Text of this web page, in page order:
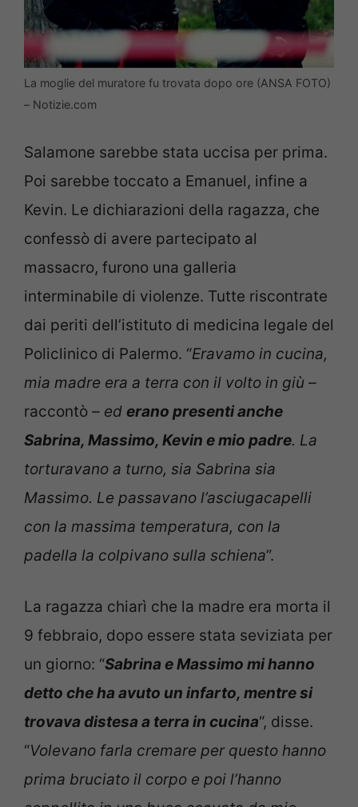
La moglie del muratore fu trovata dopo ore (ANSA FOTO)
– Notizie.com
Salamone sarebbe stata uccisa per prima.
Poi sarebbe toccato a Emanuel, infine a
Kevin. Le dichiarazioni della ragazza, che
confessò di avere partecipato al
massacro, furono una galleria
interminabile di violenze. Tutte riscontrate
dai periti dell’istituto di medicina legale del
Policlinico di Palermo. “Eravamo in cucina,
mia madre era a terra con il volto in giù –
raccontò – ed erano presenti anche
Sabrina, Massimo, Kevin e mio padre. La
torturavano a turno, sia Sabrina sia
Massimo. Le passavano l’asciugacapelli
con la massima temperatura, con la
padella la colpivano sulla schiena”.
La ragazza chiarì che la madre era morta il
9 febbraio, dopo essere stata seviziata per
un giorno: “Sabrina e Massimo mi hanno
detto che ha avuto un infarto, mentre si
trovava distesa a terra in cucina“, disse.
“Volevano farla cremare per questo hanno
prima bruciato il corpo e poi l’hanno